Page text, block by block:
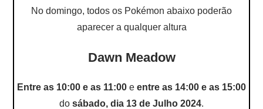
No domingo, todos os Pokémon abaixo poderão
aparecer a qualquer altura
Dawn Meadow
Entre as 10:00 e as 11:00 e entre as 14:00 e as 15:00
do sábado, dia 13 de Julho 2024.